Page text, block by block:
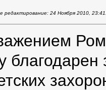
редактирование: 24 Ноября 2010,